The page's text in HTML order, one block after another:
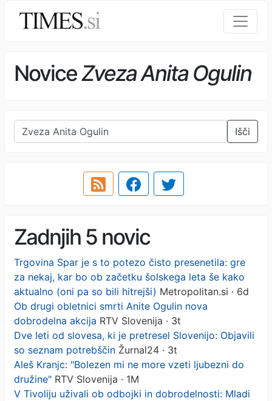
NoviceZveza Anita Ogulin
Išči
Zadnjih 5 novic
Trgovina Spar je s to potezo čisto presenetila: gre
za nekaj, kar bo ob začetku šolskega leta še kako
aktualno (oni pa so bili hitrejši) Metropolitan.si · 6d
Ob drugi obletnici smrti Anite Ogulin nova
dobrodelna akcija RTV Slovenija · 3t
Dve leti od slovesa, ki je pretresel Slovenijo: Objavili
so seznam potrebščin Žurnal24 · 3t
Aleš Kranjc: "Bolezen mi ne more vzeti ljubezni do
družine" RTV Slovenija · 1M
V Tivoliju uživali ob odbojki in dobrodelnosti: Mladi